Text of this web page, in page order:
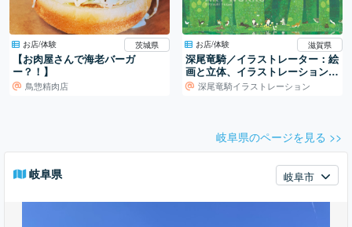
お店/体験 茨城県
【お肉屋さんで海老バーガ
ー？！】
鳥惣精肉店
お店/体験 滋賀県
深尾竜騎／イラストレーター：絵
画と立体、イラストレーションの
世界深尾竜騎イラストレーション
岐阜県のページを見る >>
岐阜県 岐阜市